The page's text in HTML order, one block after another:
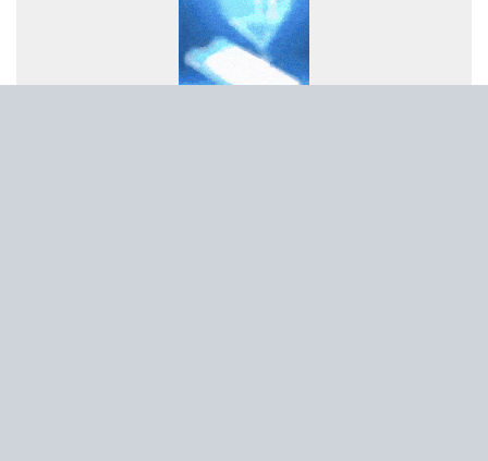
پروژه‌های آسیب‌دیده از جنگ با بهره‌گیری از مهندسی ارزش بازسازی